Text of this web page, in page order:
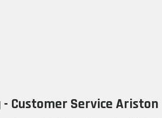
Customer Service Ariston